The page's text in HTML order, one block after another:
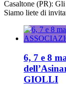
Casaltone (PR):
Siamo liete di
6, 7 e 8
GIOLLI